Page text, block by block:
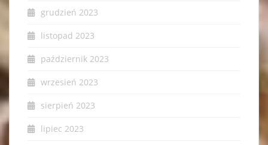
grudzień 2023
listopad 2023
październik 2023
wrzesień 2023
sierpień 2023
lipiec 2023